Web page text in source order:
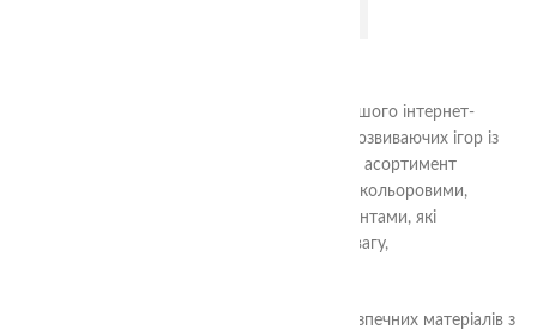
Ласкаво просимо до категорії “Сортери” нашого інтернет-
магазину! Тут ви знайдете широкий вибір розвиваючих ігор із
сортуванням для малюків різного віку. Наш асортимент
включає в себе різноманітні сортери з різнокольоровими,
різноформовими та різнорозмірними елементами, які
допоможуть дитині розвивати моторику, увагу,
Кожен сортер виготовлений з якісних та безпечних матеріалів з